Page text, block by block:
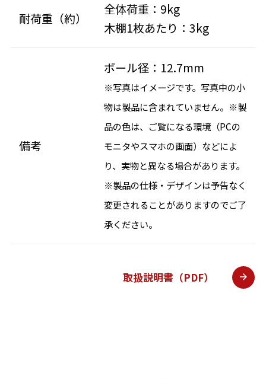
耐荷重（約）
全体荷重：9kg
木棚1枚あたり：3kg
備考
ポール径：12.7mm
※写真はイメージです。写真中の小
物は製品に含まれていません。※製
品の色は、ご覧になる環境（PCの
モニタやスマホの画面）などによ
り、実物と異なる場合があります。
※製品の仕様・デザインは予告なく
変更されることがありますのでご了
承ください。
取扱説明書（PDF）